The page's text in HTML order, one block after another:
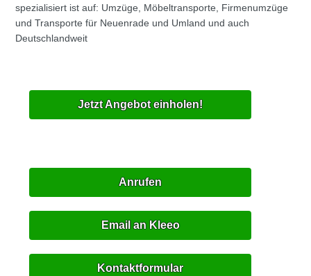
spezialisiert ist auf: Umzüge, Möbeltransporte, Firmenumzüge
und Transporte für Neuenrade und Umland und auch
Deutschlandweit
Jetzt Angebot einholen!
Anrufen
Email an Kleeo
Kontaktformular